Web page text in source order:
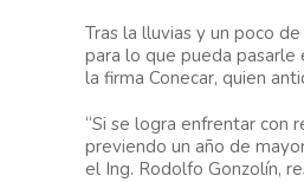
Tras la lluvias y un poco
para lo que pueda
la firma Conecar, quien
“Si se logra enfrentar con
previendo un año de
el Ing. Rodolfo Gonzolín,